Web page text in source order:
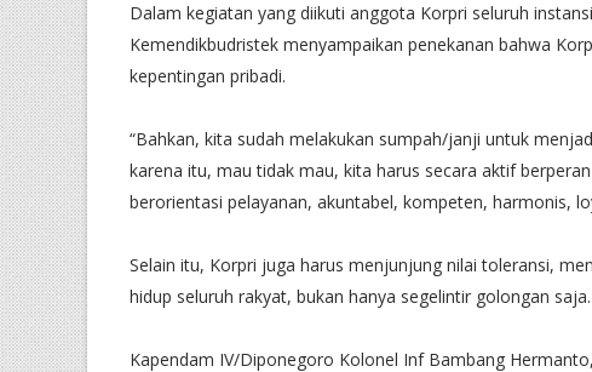
Dalam kegiatan yang diikuti anggota Korpri seluruh
Kemendikbudristek menyampaikan penekanan bahwa
kepentingan pribadi.
“Bahkan, kita sudah melakukan sumpah/janji untuk
karena itu, mau tidak mau, kita harus secara aktif
berorientasi pelayanan, akuntabel, kompeten, harmonis,
Selain itu, Korpri juga harus menjunjung nilai toleransi,
hidup seluruh rakyat, bukan hanya segelintir golongan saja.
Kapendam IV/Diponegoro Kolonel Inf Bambang